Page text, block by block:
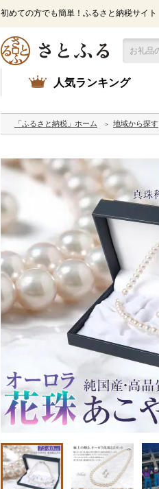
初めての方でも簡単！ふるさと納税サイト
人気ランキング
「ふるさと納税」ホーム 地域から探す